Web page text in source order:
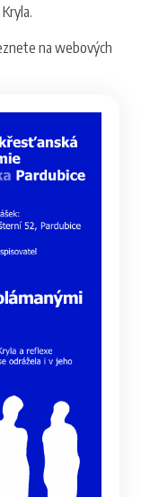
na webových